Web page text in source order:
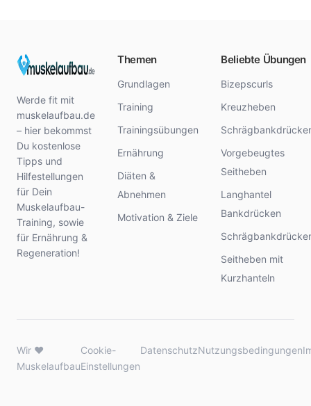
Werde fit mit
muskelaufbau.de
– hier bekommst
Du kostenlose
Tipps und
Hilfestellungen
für Dein
Muskelaufbau-
Training, sowie
für Ernährung &
Regeneration!
Themen
Grundlagen
Training
Trainingsübungen
Ernährung
Diäten &
Abnehmen
Motivation & Ziele
Beliebte Übungen
Bizepscurls
Kreuzheben
Vorgebeugtes
Seitheben
Langhantel
Bankdrücken
Seitheben mit
Kurzhanteln
Wir ♥
Muskelaufbau
Cookie-
Einstellungen
DatenschutzNutzungsbedingungen